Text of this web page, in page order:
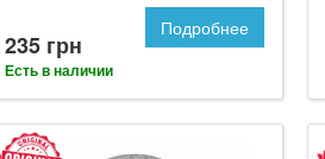
235 грн
Есть в наличии
Подробнее